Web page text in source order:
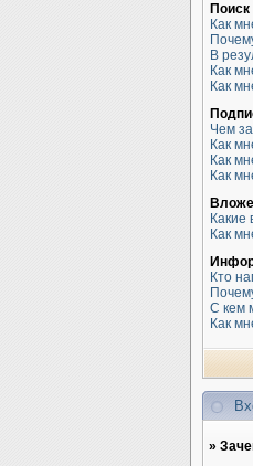
Как
В
Как
Как
Чем
Как
Как
Как
Как
Кто
С кем
Как
»